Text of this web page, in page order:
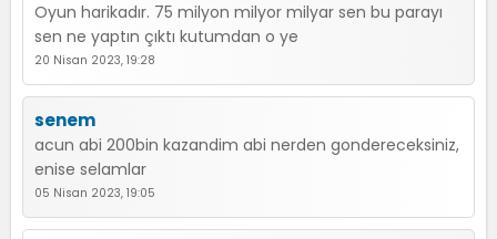
Oyun harikadır. 75 milyon milyor milyar sen bu parayı
sen ne yaptın çıktı kutumdan o ye
20 Nisan 2023, 19:28
senem
acun abi 200bin kazandim abi nerden gondereceksiniz,
enise selamlar
05 Nisan 2023, 19:05